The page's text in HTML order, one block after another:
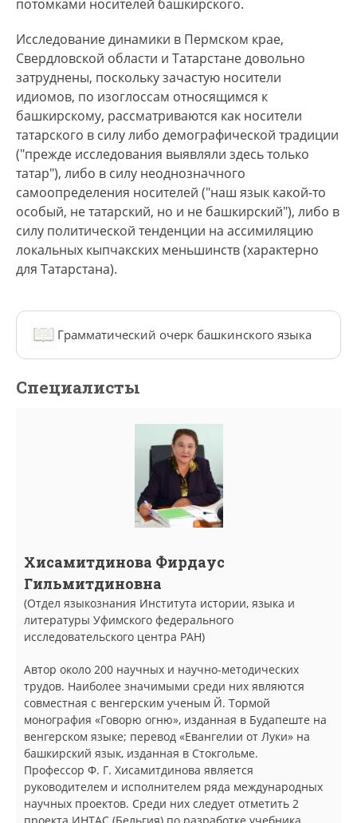
потомками носителей башкирского.
Исследование динамики в Пермском крае,
Свердловской области и Татарстане довольно
затруднены, поскольку зачастую носители
идиомов, по изоглоссам относящимся к
башкирскому, рассматриваются как носители
татарского в силу либо демографической традиции
("прежде исследования выявляли здесь только
татар"), либо в силу неоднозначного
самоопределения носителей ("наш язык какой-то
особый, не татарский, но и не башкирский"), либо в
силу политической тенденции на ассимиляцию
локальных кыпчакских меньшинств (характерно
для Татарстана).
Грамматический очерк башкинского языка
Специалисты
Хисамитдинова Фирдаус
Гильмитдиновна
(Отдел языкознания Института истории, языка и
литературы Уфимского федерального
исследовательского центра РАН)
Автор около 200 научных и научно-методических
трудов. Наиболее значимыми среди них являются
совместная с венгерским ученым Й. Тормой
монография «Говорю огню», изданная в Будапеште на
венгерском языке; перевод «Евангелии от Луки» на
башкирский язык, изданная в Стокгольме.
Профессор Ф. Г. Хисамитдинова является
руководителем и исполнителем ряда международных
научных проектов. Среди них следует отметить 2
проекта ИНТАС (Бельгия) по разработке учебника